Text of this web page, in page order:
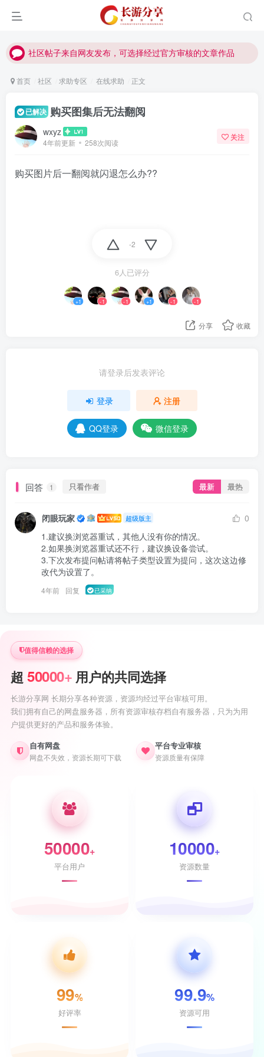
社区帖子来自网友发布，可选择经过官方审核的文章作品
社区帖子来自网友发布，可选择经过官方审核的文章作品
首页 社区 求助专区 在线求助 正文
已解决 购买图集后无法翻阅
wxyz
4年前更新 258次阅读
关注
购买图片后一翻阅就闪退怎么办?‍?
-2
6人已评分
+1 -1 -1 +1 -1 -1
分享 收藏
请登录后发表评论
登录 注册
QQ登录 微信登录
回答 1 只看作者 最新 最热
闭眼玩家 超级版主
0
1.建议换浏览器重试，其他人没有你的情况。
2.如果换浏览器重试还不行，建议换设备尝试。
3.下次发布提问帖请将帖子类型设置为提问，这次这边修
改代为设置了。
4年前 回复 已采纳
值得信赖的选择
超 50000+ 用户的共同选择
长游分享网 长期分享各种资源，资源均经过平台审核可用。
我们拥有自己的网盘服务器，所有资源审核存档自有服务器，只为为用
户提供更好的产品和服务体验。
自有网盘
网盘不失效，资源长期可下载
平台专业审核
资源质量有保障
50000+
平台用户
10000+
资源数量
99%
好评率
99.9%
资源可用